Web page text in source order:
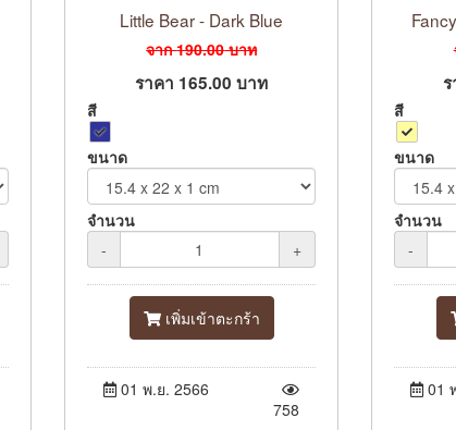
Little Bear - Dark Blue
จาก190.00บาท
ราคา 165.00 บาท
สี
ขนาด
จำนวน
-
+
เพิ่มเข้าตะกร้า
01 พ.ย. 2566
758
สี
ขนาด
จำนวน
-
01